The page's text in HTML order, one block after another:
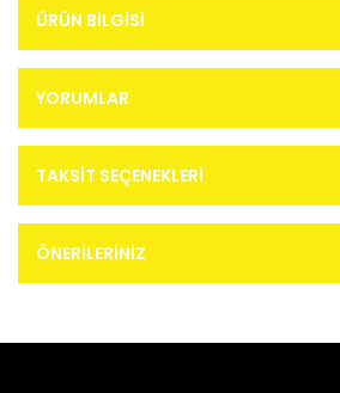
ÜRÜN BILGISI
YORUMLAR
TAKSIT SEÇENEKLERI
ÖNERILERINIZ